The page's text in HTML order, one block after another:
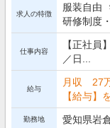
求人の特徴
服装自由
研修制度
仕事内容
【正社員
／日...
給与
月収 27
【給与】
勤務地 愛知県岩